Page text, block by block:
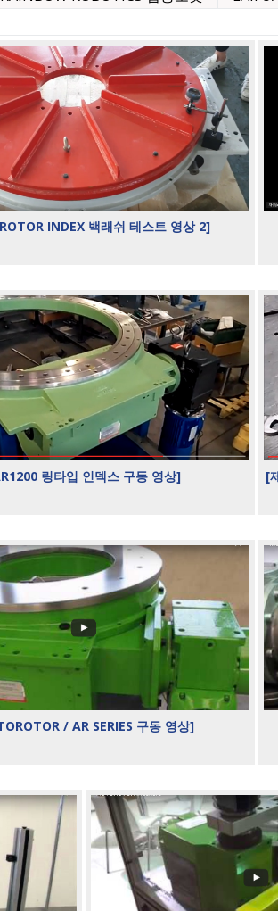
INDEX 백래쉬 테스트 영상 2]
링타입 인덱스 구동 영상]
[
/ AR SERIES 구동 영상]